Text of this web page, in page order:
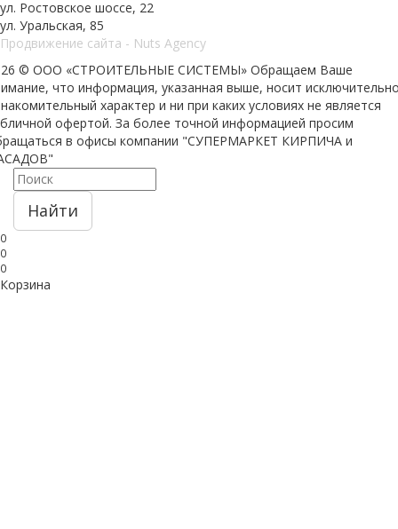
ул. Ростовское шоссе, 22
ул. Уральская, 85
Продвижение сайта - Nuts Agency
© ООО «СТРОИТЕЛЬНЫЕ СИСТЕМЫ» Обращаем Ваше
что информация, указанная выше, носит
характер и ни при каких условиях не является
офертой. За более точной информацией просим
в офисы компании "СУПЕРМАРКЕТ КИРПИЧА и
Найти
0
0
0
Корзина